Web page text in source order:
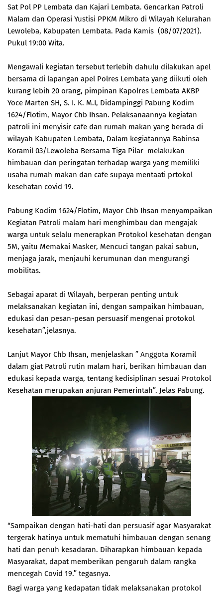
Sat Pol PP Lembata dan Kajari Lembata. Gencarkan Patroli
Malam dan Operasi Yustisi PPKM Mikro di Wilayah Kelurahan
Lewoleba, Kabupaten Lembata. Pada Kamis (08/07/2021).
Pukul 19:00 Wita.
Mengawali kegiatan tersebut terlebih dahulu dilakukan apel
bersama di lapangan apel Polres Lembata yang diikuti oleh
kurang lebih 20 orang, pimpinan Kapolres Lembata AKBP
Yoce Marten SH, S. I. K. M.I, Didampinggi Pabung Kodim
1624/Flotim, Mayor Chb Ihsan. Pelaksanaannya kegiatan
patroli ini menyisir cafe dan rumah makan yang berada di
wilayah Kabupaten Lembata, Dalam kegiatannya Babinsa
Koramil 03/Lewoleba Bersama Tiga Pilar melakukan
himbauan dan peringatan terhadap warga yang memiliki
usaha rumah makan dan cafe supaya mentaati prtokol
kesehatan covid 19.
Pabung Kodim 1624/Flotim, Mayor Chb Ihsan menyampaikan
Kegiatan Patroli malam hari menghimbau dan mengajak
warga untuk selalu menerapkan Protokol kesehatan dengan
5M, yaitu Memakai Masker, Mencuci tangan pakai sabun,
menjaga jarak, menjauhi kerumunan dan mengurangi
mobilitas.
Sebagai aparat di Wilayah, berperan penting untuk
melaksanakan kegiatan ini, dengan sampaikan himbauan,
edukasi dan pesan-pesan persuasif mengenai protokol
kesehatan”,jelasnya.
Lanjut Mayor Chb Ihsan, menjelaskan ” Anggota Koramil
dalam giat Patroli rutin malam hari, berikan himbauan dan
edukasi kepada warga, tentang kedisiplinan sesuai Protokol
Kesehatan merupakan anjuran Pemerintah”. Jelas Pabung.
“Sampaikan dengan hati-hati dan persuasif agar Masyarakat
tergerak hatinya untuk mematuhi himbauan dengan senang
hati dan penuh kesadaran. Diharapkan himbauan kepada
Masyarakat, dapat memberikan pengaruh dalam rangka
mencegah Covid 19.” tegasnya.
Bagi warga yang kedapatan tidak melaksanakan protokol